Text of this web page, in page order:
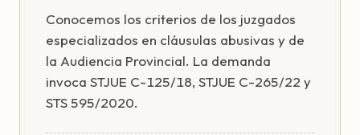
Conocemos los criterios de los juzgados
especializados en cláusulas abusivas y de
la Audiencia Provincial. La demanda
invoca STJUE C-125/18, STJUE C-265/22 y
STS 595/2020.